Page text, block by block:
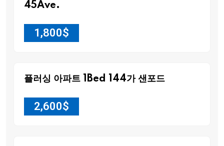
45Ave.
1,800$
플러싱 아파트 1Bed 144가 샌포드
2,600$